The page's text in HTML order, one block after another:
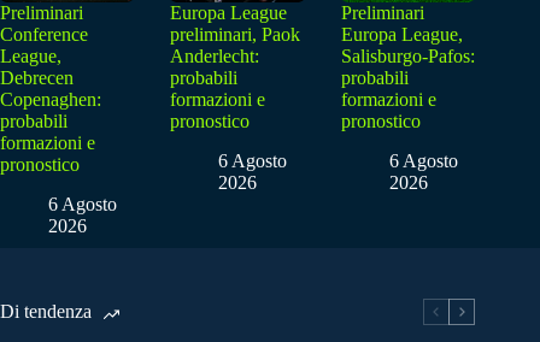
Preliminari
Conference
League,
Debrecen
Copenaghen:
probabili
formazioni e
pronostico
6 Agosto
2026
Europa League
preliminari, Paok
Anderlecht:
probabili
formazioni e
pronostico
6 Agosto
2026
Preliminari
Europa League,
Salisburgo-Pafos:
probabili
formazioni e
pronostico
6 Agosto
2026
Di tendenza